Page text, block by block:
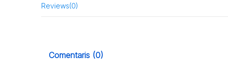
Reviews(0)
Comentaris (0)